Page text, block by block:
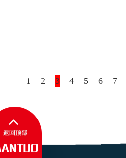
1 2 3 4 5 6 7